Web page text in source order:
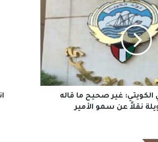
الكويتي: غير صحيح ما قاله
نقلاً عن سمو الأمير